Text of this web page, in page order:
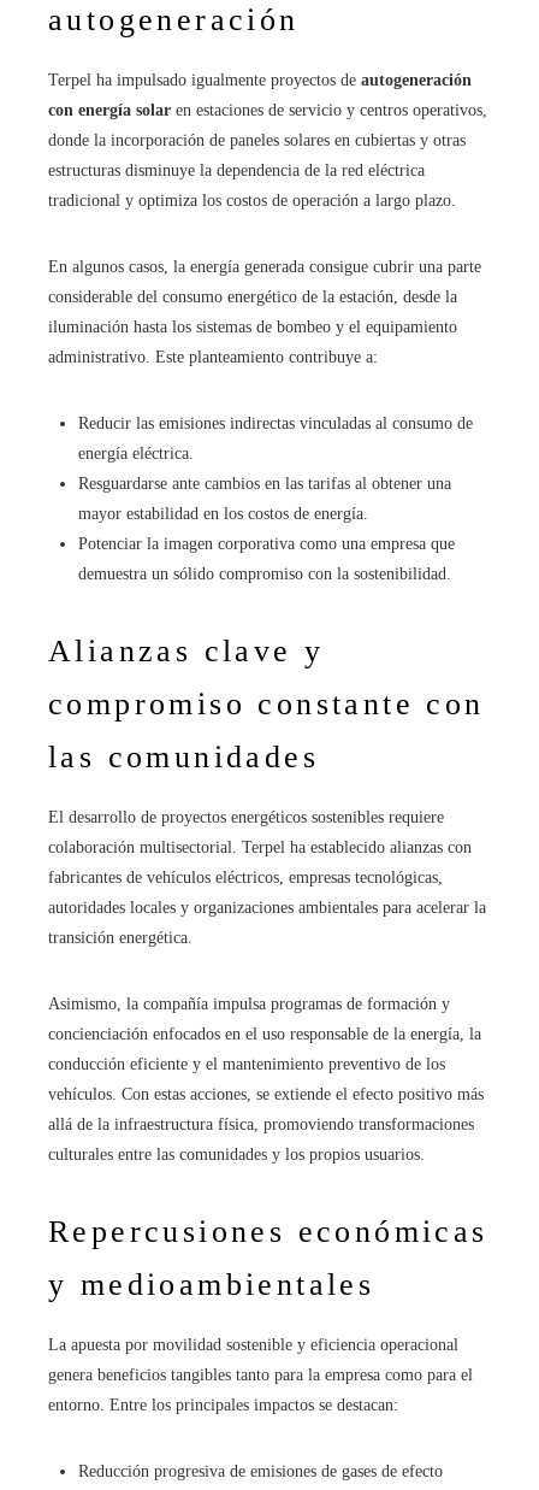
autogeneración
Terpel ha impulsado igualmente proyectos de autogeneración
con energía solar en estaciones de servicio y centros operativos,
donde la incorporación de paneles solares en cubiertas y otras
estructuras disminuye la dependencia de la red eléctrica
tradicional y optimiza los costos de operación a largo plazo.
En algunos casos, la energía generada consigue cubrir una parte
considerable del consumo energético de la estación, desde la
iluminación hasta los sistemas de bombeo y el equipamiento
administrativo. Este planteamiento contribuye a:
Reducir las emisiones indirectas vinculadas al consumo de
energía eléctrica.
Resguardarse ante cambios en las tarifas al obtener una
mayor estabilidad en los costos de energía.
Potenciar la imagen corporativa como una empresa que
demuestra un sólido compromiso con la sostenibilidad.
Alianzas clave y
compromiso constante con
las comunidades
El desarrollo de proyectos energéticos sostenibles requiere
colaboración multisectorial. Terpel ha establecido alianzas con
fabricantes de vehículos eléctricos, empresas tecnológicas,
autoridades locales y organizaciones ambientales para acelerar la
transición energética.
Asimismo, la compañía impulsa programas de formación y
concienciación enfocados en el uso responsable de la energía, la
conducción eficiente y el mantenimiento preventivo de los
vehículos. Con estas acciones, se extiende el efecto positivo más
allá de la infraestructura física, promoviendo transformaciones
culturales entre las comunidades y los propios usuarios.
Repercusiones económicas
y medioambientales
La apuesta por movilidad sostenible y eficiencia operacional
genera beneficios tangibles tanto para la empresa como para el
entorno. Entre los principales impactos se destacan:
Reducción progresiva de emisiones de gases de efecto